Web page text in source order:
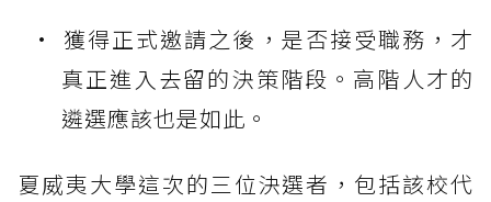
獲得正式邀請之後，是否接受職務，才
真正進入去留的決策階段。高階人才的
遴選應該也是如此。
夏威夷大學這次的三位決選者，包括該校代